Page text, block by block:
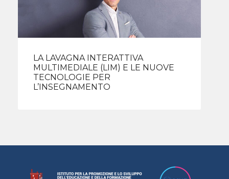
LA LAVAGNA INTERATTIVA
MULTIMEDIALE (LIM) E LE NUOVE
TECNOLOGIE PER
L’INSEGNAMENTO